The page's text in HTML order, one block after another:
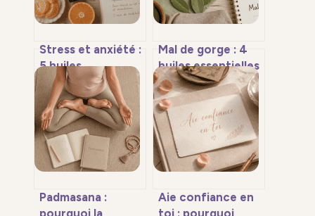
Stress et anxiété :
5 huiles
essentielles pour
retrouver le calme
intérieur
Mal de gorge : 4
huiles essentielles
efficaces et le
dosage précis
pour éviter les
brûlures
Padmasana :
pourquoi la
Aie confiance en
toi : pourquoi